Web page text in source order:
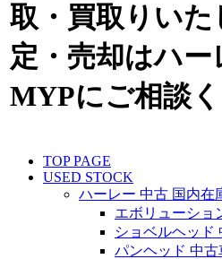
取・買取りい
定・売却はハー
MYPにご相談く
TOP PAGE
USED STOCK
ハーレー 中古 国内在
エボリューショ
ショベルヘッド
パンヘッド 中